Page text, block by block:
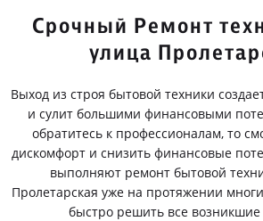
Срочный Ремонт
улица
Выход из строя бытовой техники
и сулит большими финансовыми
обратитесь к профессионалам, то
дискомфорт и снизить финансовые
выполняют ремонт бытовой
Пролетарская уже на протяжении
быстро решить все